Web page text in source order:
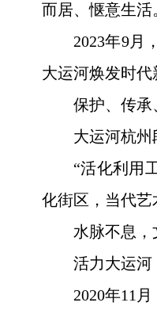
而居、惬意生活
2023年9月
大运河焕发时代
保护、传承
大运河杭
“活化利用
化街区，当代
水脉不息
活力大运
2020年11